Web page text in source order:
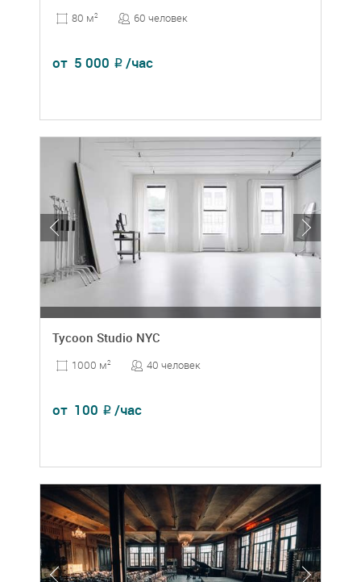
80 м2 60 человек
от 5 000 ₽ /час
Tycoon Studio NYC
1000 м2 40 человек
от 100 ₽ /час